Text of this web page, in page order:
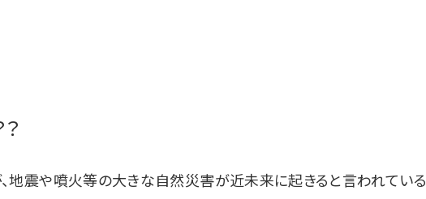
地震や噴火等の大きな自然災害が近未来に起きると言われている